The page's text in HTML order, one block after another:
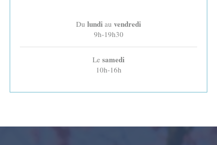
Du lundi au vendredi
9h-19h30
Le samedi
10h-16h